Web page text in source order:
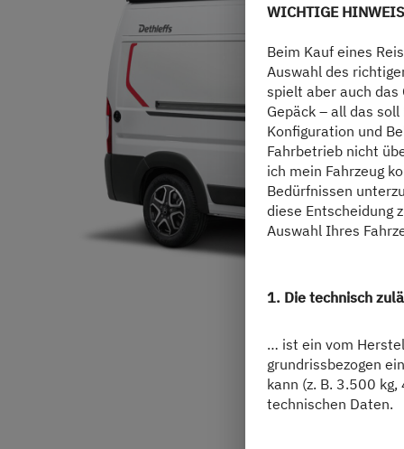
WICHTIGE
Beim Kauf eines
Auswahl des
spielt aber auch das
Gepäck – all das
Konfiguration und
Fahrbetrieb nicht
ich mein Fahrzeug
Bedürfnissen
diese Entscheidung
Auswahl Ihres
1. Die technisch
… ist ein vom
grundrissbezogen
kann (z. B. 3.500
technischen Daten.